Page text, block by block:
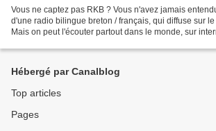
Vous ne captez pas RKB ? Vous n'avez jamais
d'une radio bilingue breton / français, qui diffuse sur
Mais on peut l'écouter partout dans le monde, sur
Hébergé par Canalblog
Top articles
Pages